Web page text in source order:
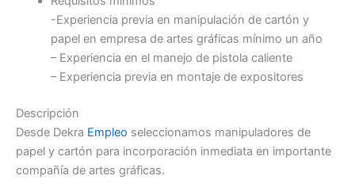
-Experiencia previa en manipulación de cartón y
papel en empresa de artes gráficas mínimo un año
– Experiencia en el manejo de pistola caliente
– Experiencia previa en montaje de expositores
Descripción
Desde Dekra Empleo seleccionamos manipuladores de
papel y cartón para incorporación inmediata en importante
compañía de artes gráficas.